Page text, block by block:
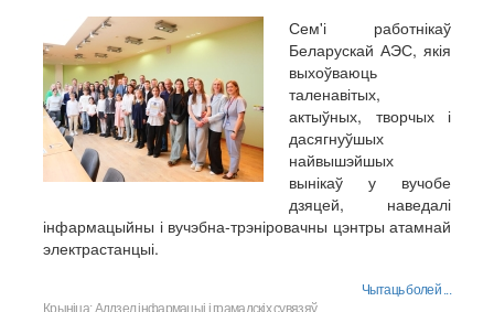
Сем'і работнікаў
Беларускай АЭС, якія
выхоўваюць
таленавітых,
актыўных, творчых і
дасягнуўшых
найвышэйшых
вынікаў у вучобе
дзяцей, наведалі
інфармацыйны і вучэбна-трэніровачны цэнтры атамнай
электрастанцыі.
Чытаць болей ...
Крыніца:Аддзел інфармацыі і грамадскіх сувязяў